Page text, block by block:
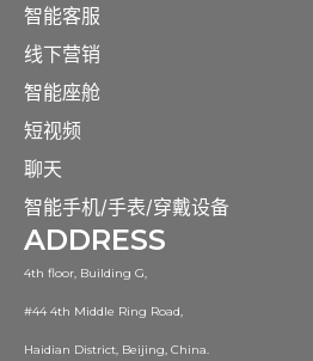
智能客服
线下营销
智能座舱
短视频
聊天
智能手机/手表/穿戴设备
ADDRESS
4th floor, Building G,
#44 4th Middle Ring Road,
Haidian District, Beijing, China.